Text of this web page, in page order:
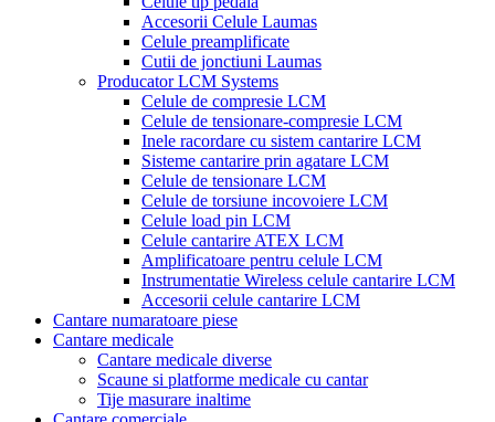
Accesorii Celule Laumas
Celule preamplificate
Cutii de jonctiuni Laumas
Producator LCM Systems
Celule de compresie LCM
Celule de tensionare-compresie LCM
Inele racordare cu sistem cantarire LCM
Sisteme cantarire prin agatare LCM
Celule de tensionare LCM
Celule de torsiune incovoiere LCM
Celule load pin LCM
Celule cantarire ATEX LCM
Amplificatoare pentru celule LCM
Instrumentatie Wireless celule cantarire LCM
Accesorii celule cantarire LCM
Cantare numaratoare piese
Cantare medicale
Cantare medicale diverse
Scaune si platforme medicale cu cantar
Tije masurare inaltime